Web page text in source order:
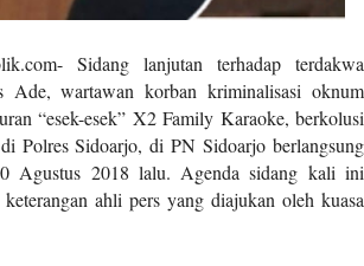
Sidang lanjutan terhadap terdakwa
Ade, wartawan korban kriminalisasi oknum
“esek-esek” X2 Family Karaoke, berkolusi
Polres Sidoarjo, di PN Sidoarjo berlangsung
Agustus 2018 lalu. Agenda sidang kali ini
keterangan ahli pers yang diajukan oleh kuasa